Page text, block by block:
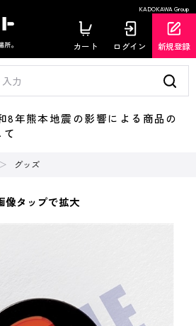
KADOKAWA Group
カート ログイン 新規登録
熊本地震の影響による商品の
グッズ
像タップで拡大